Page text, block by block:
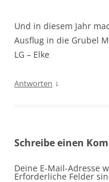
Und in diesem Jahr
Ausflug in die Grubel
LG – Elke
Antworten ↓
Schreibe einen
Deine E-Mail-Adresse
Erforderliche Felder